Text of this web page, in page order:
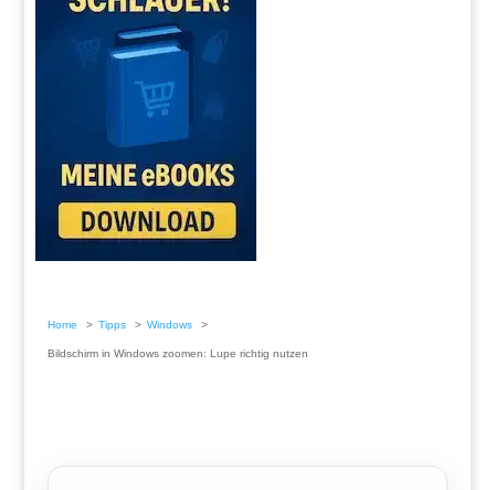
Home Tipps Windows
Bildschirm in Windows zoomen: Lupe richtig nutzen